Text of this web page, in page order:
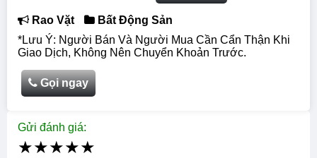
Rao Vặt
Bất Động Sản
*Lưu Ý: Người Bán Và Người Mua Cần Cẩn Thận Khi
Giao Dịch, Không Nên Chuyển Khoản Trước.
Gọi ngay
Gửi đánh giá:
★★★★★